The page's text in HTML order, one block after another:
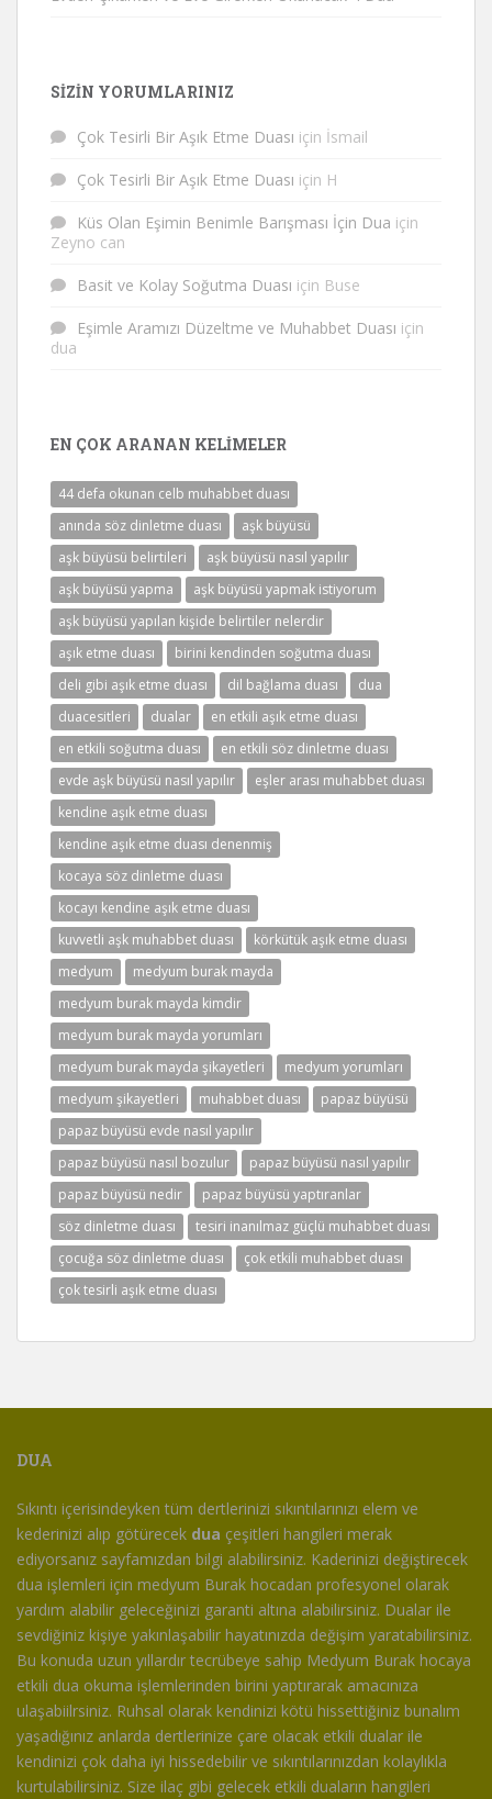
SIZIN YORUMLARINIZ
Çok Tesirli Bir Aşık Etme Duası için İsmail
Çok Tesirli Bir Aşık Etme Duası için H
Küs Olan Eşimin Benimle Barışması İçin Dua için
Zeyno can
Basit ve Kolay Soğutma Duası için Buse
Eşimle Aramızı Düzeltme ve Muhabbet Duası için
dua
EN ÇOK ARANAN KELIMELER
44 defa okunan celb muhabbet duası
anında söz dinletme duası
aşk büyüsü
aşk büyüsü belirtileri
aşk büyüsü nasıl yapılır
aşk büyüsü yapma
aşk büyüsü yapmak istiyorum
aşk büyüsü yapılan kişide belirtiler nelerdir
aşık etme duası
birini kendinden soğutma duası
deli gibi aşık etme duası
dil bağlama duası
dua
duacesitleri
dualar
en etkili aşık etme duası
en etkili soğutma duası
en etkili söz dinletme duası
evde aşk büyüsü nasıl yapılır
eşler arası muhabbet duası
kendine aşık etme duası
kendine aşık etme duası denenmiş
kocaya söz dinletme duası
kocayı kendine aşık etme duası
kuvvetli aşk muhabbet duası
körkütük aşık etme duası
medyum
medyum burak mayda
medyum burak mayda kimdir
medyum burak mayda yorumları
medyum burak mayda şikayetleri
medyum yorumları
medyum şikayetleri
muhabbet duası
papaz büyüsü
papaz büyüsü evde nasıl yapılır
papaz büyüsü nasıl bozulur
papaz büyüsü nasıl yapılır
papaz büyüsü nedir
papaz büyüsü yaptıranlar
söz dinletme duası
tesiri inanılmaz güçlü muhabbet duası
çocuğa söz dinletme duası
çok etkili muhabbet duası
çok tesirli aşık etme duası
DUA
Sıkıntı içerisindeyken tüm dertlerinizi sıkıntılarınızı elem ve
kederinizi alıp götürecek dua çeşitleri hangileri merak
ediyorsanız sayfamızdan bilgi alabilirsiniz. Kaderinizi değiştirecek
dua işlemleri için medyum Burak hocadan profesyonel olarak
yardım alabilir geleceğinizi garanti altına alabilirsiniz. Dualar ile
sevdiğiniz kişiye yakınlaşabilir hayatınızda değişim yaratabilirsiniz.
Bu konuda uzun yıllardır tecrübeye sahip Medyum Burak hocaya
etkili dua okuma işlemlerinden birini yaptırarak amacınıza
ulaşabiilrsiniz. Ruhsal olarak kendinizi kötü hissettiğiniz bunalım
yaşadığınız anlarda dertlerinize çare olacak etkili dualar ile
kendinizi çok daha iyi hissedebilir ve sıkıntılarınızdan kolaylıkla
kurtulabilirsiniz. Size ilaç gibi gelecek etkili duaların hangileri